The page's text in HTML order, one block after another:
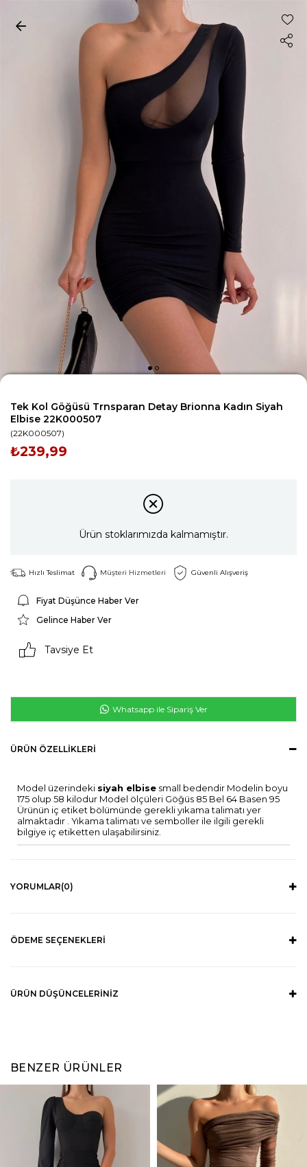
Tek Kol Göğüsü Trnsparan Detay Brionna Kadın Siyah
Elbise 22K000507
(22K000507)
₺239,99
Ürün stoklarımızda kalmamıştır.
Hızlı Teslimat Müşteri Hizmetleri Güvenli Alışveriş
Fiyat Düşünce Haber Ver
Gelince Haber Ver
Tavsiye Et
Whatsapp ile Sipariş Ver
ÜRÜN ÖZELLIKLERI
Model üzerindeki siyah elbise small bedendir Modelin boyu
175 olup 58 kilodur Model ölçüleri Göğüs 85 Bel 64 Basen 95
Ürünün iç etiket bölümünde gerekli yıkama talimatı yer
almaktadır . Yıkama talimatı ve semboller ile ilgili gerekli
bilgiye iç etiketten ulaşabilirsiniz.
YORUMLAR(0)
ÖDEME SEÇENEKLERI
ÜRÜN DÜŞÜNCELERINIZ
BENZER ÜRÜNLER